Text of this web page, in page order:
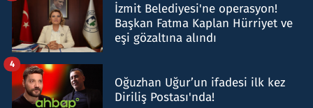
İzmit Belediyesi'ne operasyon!
Başkan Fatma Kaplan Hürriyet ve
eşi gözaltına alındı
Oğuzhan Uğur’un ifadesi ilk kez
Diriliş Postası'nda!
4